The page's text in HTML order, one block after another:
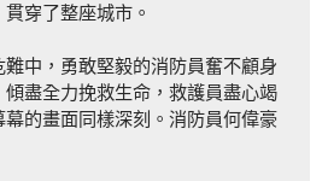
穿了整座城市。
中，勇敢堅毅的消防員奮不顧身
盡全力挽救生命，救護員盡心竭
的畫面同樣深刻。消防員何偉豪